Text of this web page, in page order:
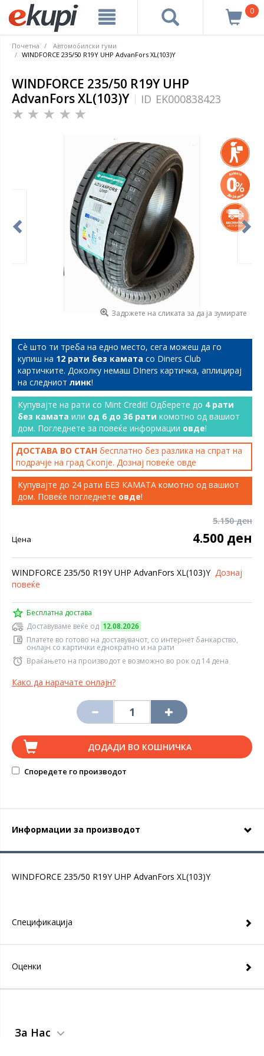
0
Почетна
Автомобилски гуми
WINDFORCE 235/50 R19Y UHP AdvanFors XL(103)Y
WINDFORCE 235/50 R19Y UHP
AdvanFors XL(103)Y
ID EK000838423
Задржете на сликата за да ја зумирате
Сѐ што ти треба на едно место, сега можеш да го
купиш на 12 рати без камата со Diners Club
картичките. Доколку немаш DIners картичка, аплицирај
на следниот линк!
Купувајте на рати со Mint Credit! Одберете до 4 рати
без камата или од 6 до 36 рати комотно од вашиот
дом. Погледнете за повеќе информации овде!
ДОСТАВА ВО СТАН бесплатно без разлика на спрат на
подрачје на град Скопје. Дознај повеќе овде
Купувајте до 24 рати БЕЗ КАМАТА комотно од вашиот
дом. Повеќе погледнете овде!
5.150 ден
Цена 4.500 ден
WINDFORCE 235/50 R19Y UHP AdvanFors XL(103)Y Дознај
повеќе
Бесплатна достава
Доставуваме веќе од 12.08.2026
Платете во готово на доставувачот, со интернет банкарство,
онлајн со картички еднократно и на рати
Враќањето на производот е возможно во рок од 14 дена
Како да нарачате онлајн?
ДОДАДИ ВО КОШНИЧКА
Споредете го производот
Информации за производот
WINDFORCE 235/50 R19Y UHP AdvanFors XL(103)Y
Спецификација
Оценки
За Нас